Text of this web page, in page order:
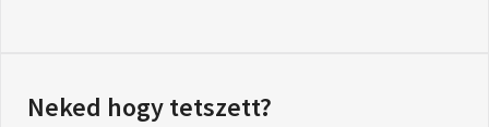
Neked hogy tetszett?